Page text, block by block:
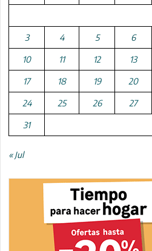
3 4 5 6
10 11 12 13
17 18 19 20
24 25 26 27
31
« Jul